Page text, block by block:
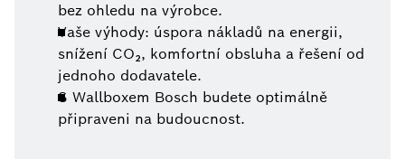
bez ohledu na výrobce.
Vaše výhody: úspora nákladů na energii,
snížení CO₂, komfortní obsluha a řešení od
jednoho dodavatele.
S Wallboxem Bosch budete optimálně
připraveni na budoucnost.